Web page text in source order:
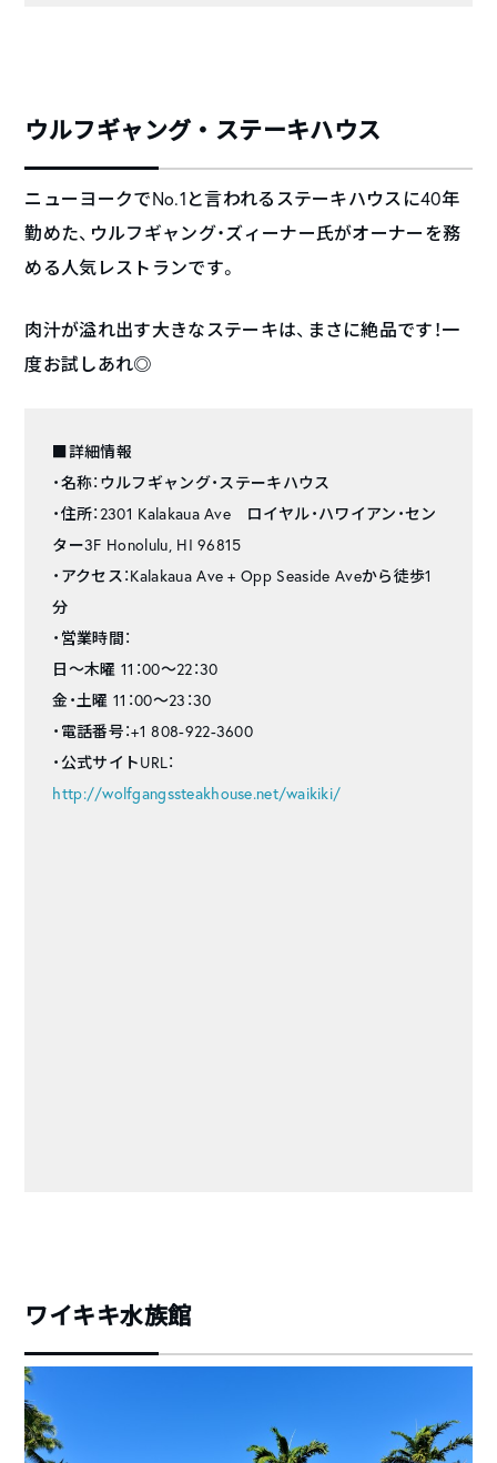
ウルフギャング・ステーキハウス
ニューヨークでNo.1と言われるステーキハウスに40年
勤めた、ウルフギャング・ズィーナー氏がオーナーを務
める人気レストランです。
肉汁が溢れ出す大きなステーキは、まさに絶品です！一
度お試しあれ◎
■詳細情報
・名称：ウルフギャング・ステーキハウス
・住所：2301 Kalakaua Ave ロイヤル・ハワイアン・セン
ター3F Honolulu, HI 96815
・アクセス：Kalakaua Ave + Opp Seaside Aveから徒歩1
分
・営業時間：
日～木曜 11：00～22：30
金・土曜 11：00～23：30
・電話番号：+1 808-922-3600
・公式サイトURL：
http://wolfgangssteakhouse.net/waikiki/
ワイキキ水族館